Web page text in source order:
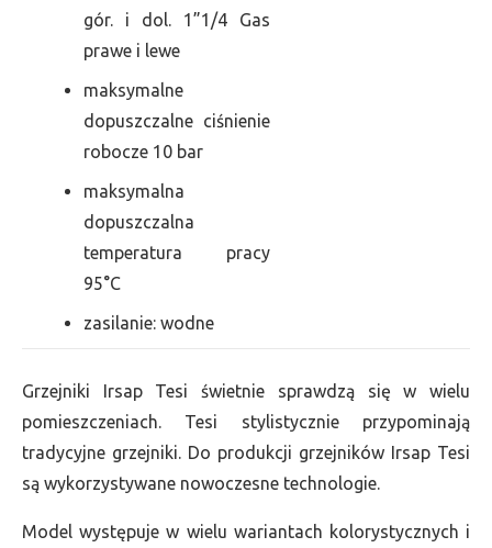
gór. i dol. 1”1/4 Gas
prawe i lewe
maksymalne
dopuszczalne ciśnienie
robocze 10 bar
maksymalna
dopuszczalna
temperatura pracy
95°C
zasilanie: wodne
Grzejniki Irsap Tesi świetnie sprawdzą się w wielu
pomieszczeniach. Tesi stylistycznie przypominają
tradycyjne grzejniki. Do produkcji grzejników Irsap Tesi
są wykorzystywane nowoczesne technologie.
Model występuje w wielu wariantach kolorystycznych i